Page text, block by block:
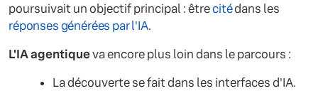
poursuivait un objectif principal : êtrecitédans les
réponses générées par l'IA.
L'IA agentiqueva encore plus loin dans le parcours :
La découverte se fait dans les interfaces d'IA.